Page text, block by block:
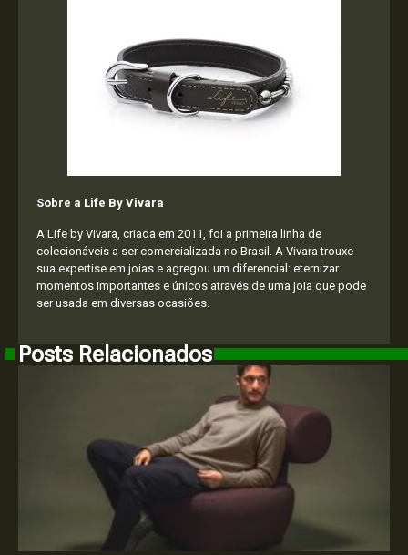
Sobre a Life By Vivara
A Life by Vivara, criada em 2011, foi a primeira linha de
colecionáveis a ser comercializada no Brasil. A Vivara trouxe
sua expertise em joias e agregou um diferencial: eternizar
momentos importantes e únicos através de uma joia que pode
ser usada em diversas ocasiões.
Posts Relacionados